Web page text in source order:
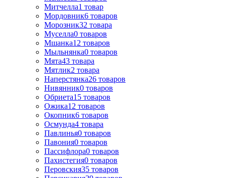
Митчелла1 товар
Мордовник6 товаров
Морозник32 товара
Муселла0 товаров
Мшанка12 товаров
Мыльнянка0 товаров
Мята43 товара
Мятлик2 товара
Наперстянка26 товаров
Нивянник0 товаров
Обриета15 товаров
Ожика12 товаров
Окопник6 товаров
Осмунда4 товара
Павлинья0 товаров
Павония0 товаров
Пассифлора0 товаров
Пахистегия0 товаров
Перовския35 товаров